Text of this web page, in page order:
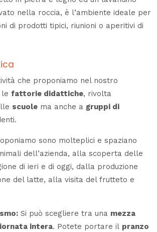
nella roccia, è l’ambiente ideale per
di prodotti tipici, riunioni o aperitivi di
che proponiamo nel nostro
le fattorie didattiche, rivolta
scuole ma anche a gruppi di
sono molteplici e spaziano
dell’azienda, alla scoperta delle
di ieri e di oggi, dalla produzione
del latte, alla visita del frutteto e
Si può scegliere tra una mezza
intera. Potete portare il pranzo